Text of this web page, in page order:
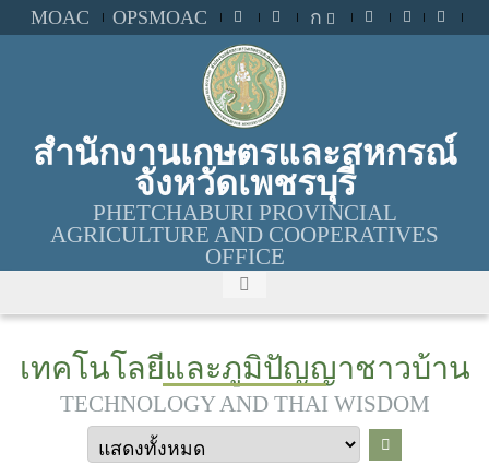
MOAC OPSMOAC ก
สำนักงานเกษตรและสหกรณ์
จังหวัดเพชรบุรี
PHETCHABURI PROVINCIAL
AGRICULTURE AND COOPERATIVES
OFFICE
เทคโนโลยีและภูมิปัญญาชาวบ้าน
TECHNOLOGY AND THAI WISDOM